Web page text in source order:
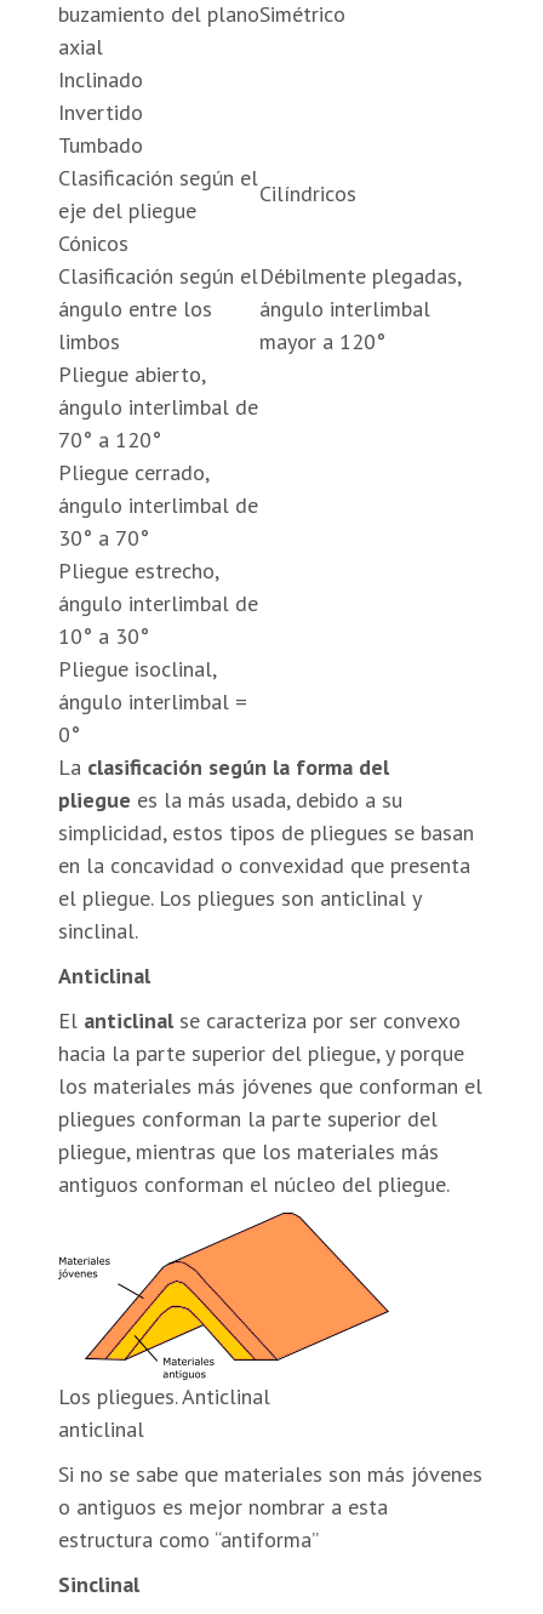
buzamiento del plano
axial
Simétrico
Inclinado
Invertido
Tumbado
Clasificación según el
eje del pliegue
Cilíndricos
Cónicos
Clasificación según el
ángulo entre los
limbos
Débilmente plegadas,
ángulo interlimbal
mayor a 120°
Pliegue abierto,
ángulo interlimbal de
70° a 120°
Pliegue cerrado,
ángulo interlimbal de
30° a 70°
Pliegue estrecho,
ángulo interlimbal de
10° a 30°
Pliegue isoclinal,
ángulo interlimbal =
0°
La clasificación según la forma del
pliegue es la más usada, debido a su
simplicidad, estos tipos de pliegues se basan
en la concavidad o convexidad que presenta
el pliegue. Los pliegues son anticlinal y
sinclinal.
Anticlinal
El anticlinalse caracteriza por ser convexo
hacia la parte superior del pliegue, y porque
los materiales más jóvenes que conforman el
pliegues conforman la parte superior del
pliegue, mientras que los materiales más
antiguos conforman el núcleo del pliegue.
Los pliegues. Anticlinal
anticlinal
Si no se sabe que materiales son más jóvenes
o antiguos es mejor nombrar a esta
estructura como “antiforma”
Sinclinal